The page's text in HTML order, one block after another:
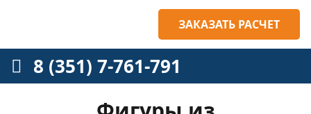
ЗАКАЗАТЬ РАСЧЕТ
8 (351) 7-761-791